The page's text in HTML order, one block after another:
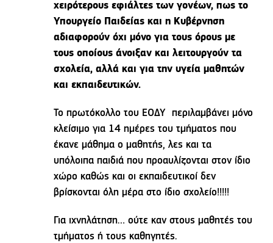
χειρότερους εφιάλτες των γονέων, πως το
Υπουργείο Παιδείας και η Κυβέρνηση
αδιαφορούν όχι μόνο για τους όρους με
τους οποίους άνοιξαν και λειτουργούν τα
σχολεία, αλλά και για την υγεία μαθητών
και εκπαιδευτικών.
Το πρωτόκολλο του ΕΟΔΥ περιλαμβάνει μόνο
κλείσιμο για 14 ημέρες του τμήματος που
έκανε μάθημα ο μαθητής, λες και τα
υπόλοιπα παιδιά που προαυλίζονται στον ίδιο
χώρο καθώς και οι εκπαιδευτικοί δεν
βρίσκονται όλη μέρα στο ίδιο σχολείο!!!!!
Για ιχνηλάτηση… ούτε καν στους μαθητές του
τμήματος ή τους καθηγητές.